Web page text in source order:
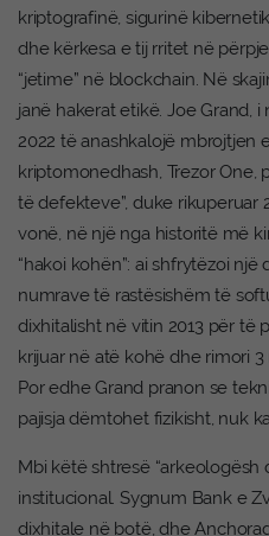
kriptografinë, sigurinë
dhe kërkesa e tij rritet në
“jetime” në blockchain. Në
janë hakerat etikë. Joe Grand, i
2022 të anashkalojë mbrojtjen
kriptomonedhash, Trezor One,
të defekteve”, duke rikuperuar
vonë, në një nga historitë më
“hakoi kohën”: ai shfrytëzoi
numrave të rastësishëm të
dixhitalisht në vitin 2013 për të
krijuar në atë kohë dhe rimori
Por edhe Grand pranon se
pajisja dëmtohet fizikisht, nuk
Mbi këtë shtresë “arkeologësh
institucional. Sygnum Bank e
dixhitale në botë, dhe